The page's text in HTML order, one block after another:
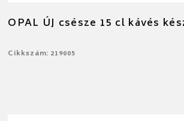
OPAL ÚJ csésze 15 cl kávés
Cikkszám: 219005